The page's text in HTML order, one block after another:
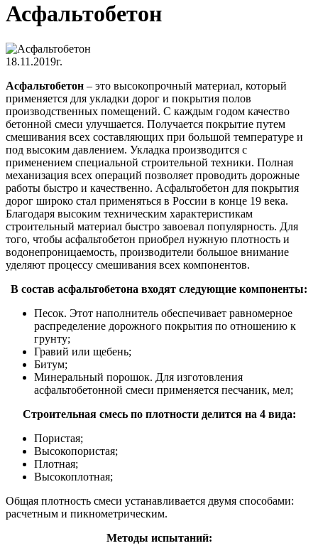
Асфальтобетон
18.11.2019г.
Асфальтобетон – это высокопрочный материал, который
применяется для укладки дорог и покрытия полов
производственных помещений. С каждым годом качество
бетонной смеси улучшается. Получается покрытие путем
смешивания всех составляющих при большой температуре и
под высоким давлением. Укладка производится с
применением специальной строительной техники. Полная
механизация всех операций позволяет проводить дорожные
работы быстро и качественно. Асфальтобетон для покрытия
дорог широко стал применяться в России в конце 19 века.
Благодаря высоким техническим характеристикам
строительный материал быстро завоевал популярность. Для
того, чтобы асфальтобетон приобрел нужную плотность и
водонепроницаемость, производители большое внимание
уделяют процессу смешивания всех компонентов.
В состав асфальтобетона входят следующие компоненты:
Песок. Этот наполнитель обеспечивает равномерное
распределение дорожного покрытия по отношению к
грунту;
Гравий или щебень;
Битум;
Минеральный порошок. Для изготовления
асфальтобетонной смеси применяется песчаник, мел;
Строительная смесь по плотности делится на 4 вида:
Пористая;
Высокопористая;
Плотная;
Высокоплотная;
Общая плотность смеси устанавливается двумя способами:
расчетным и пикнометрическим.
Методы испытаний: